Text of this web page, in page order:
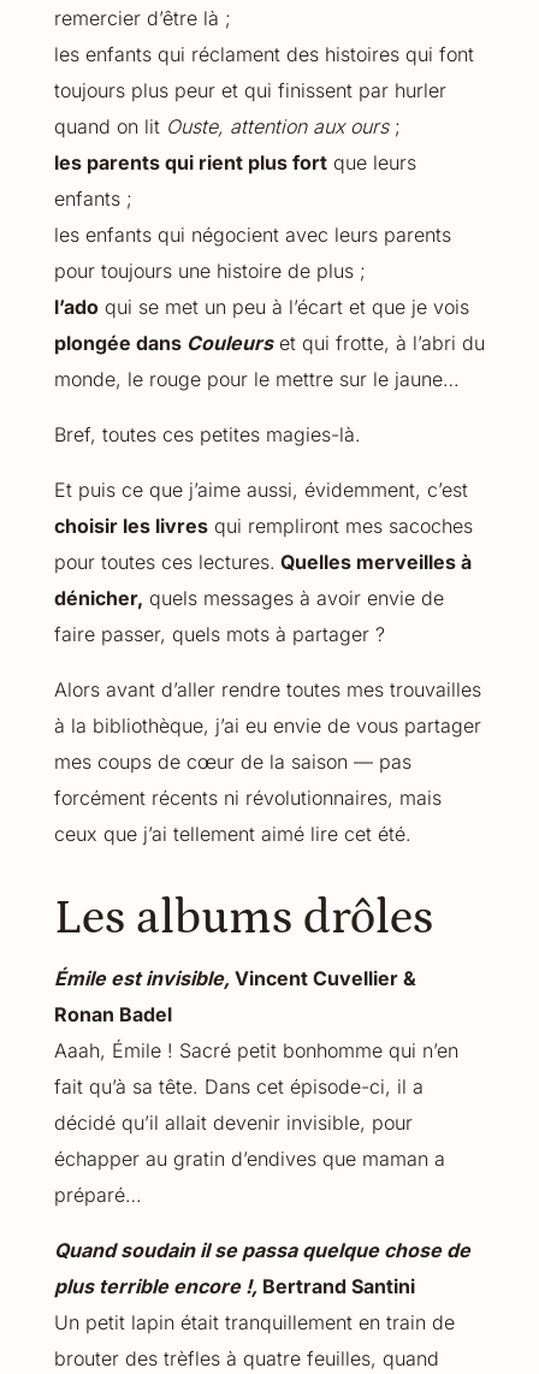
remercier d’être là ;
les enfants qui réclament des histoires qui font
toujours plus peur et qui finissent par hurler
quand on lit Ouste, attention aux ours;
les parents qui rient plus fortque leurs
enfants ;
les enfants qui négocient avec leurs parents
pour toujours une histoire de plus ;
l’adoqui se met un peu à l’écart et que je vois
plongée dans Couleurset qui frotte, à l’abri du
monde, le rouge pour le mettre sur le jaune…
Bref, toutes ces petites magies-là.
Et puis ce que j’aime aussi, évidemment, c’est
choisir les livresqui rempliront mes sacoches
pour toutes ces lectures. Quelles merveilles à
dénicher, quels messages à avoir envie de
faire passer, quels mots à partager ?
Alors avant d’aller rendre toutes mes trouvailles
à la bibliothèque, j’ai eu envie de vous partager
mes coups de cœur de la saison — pas
forcément récents ni révolutionnaires, mais
ceux que j’ai tellement aimé lire cet été.
Les albums drôles
Émile est invisible, Vincent Cuvellier &
Ronan Badel
Aaah, Émile ! Sacré petit bonhomme qui n’en
fait qu’à sa tête. Dans cet épisode-ci, il a
décidé qu’il allait devenir invisible, pour
échapper au gratin d’endives que maman a
préparé…
Quand soudain il se passa quelque chose de
plus terrible encore !,Bertrand Santini
Un petit lapin était tranquillement en train de
brouter des trèfles à quatre feuilles, quand